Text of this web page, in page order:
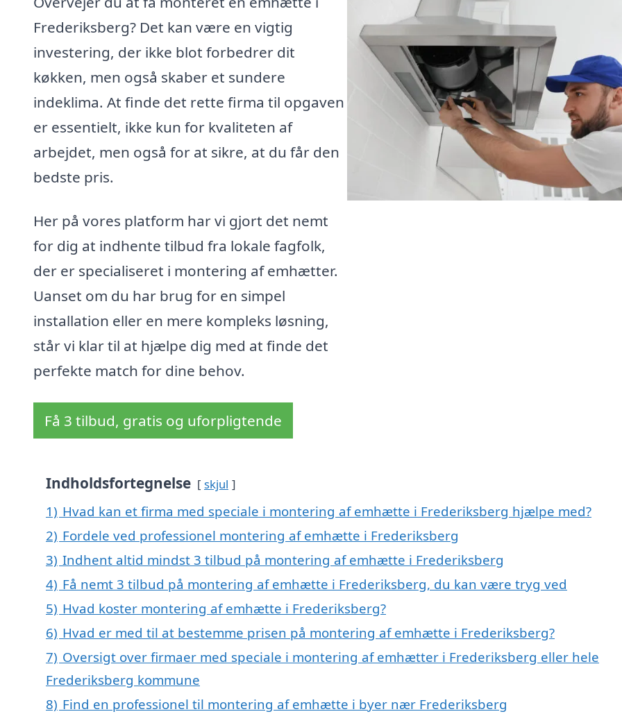
Frederiksberg? Det kan være en vigtig
investering, der ikke blot forbedrer dit
køkken, men også skaber et sundere
indeklima. At finde det rette firma til opgaven
er essentielt, ikke kun for kvaliteten af
arbejdet, men også for at sikre, at du får den
bedste pris.
Her på vores platform har vi gjort det nemt
for dig at indhente tilbud fra lokale fagfolk,
der er specialiseret i montering af emhætter.
Uanset om du har brug for en simpel
installation eller en mere kompleks løsning,
står vi klar til at hjælpe dig med at finde det
perfekte match for dine behov.
Få 3 tilbud, gratis og uforpligtende
Indholdsfortegnelse skjul
1) Hvad kan et firma med speciale i montering af emhætte i Frederiksberg hjælpe med?
2) Fordele ved professionel montering af emhætte i Frederiksberg
3) Indhent altid mindst 3 tilbud på montering af emhætte i Frederiksberg
4) Få nemt 3 tilbud på montering af emhætte i Frederiksberg, du kan være tryg ved
5) Hvad koster montering af emhætte i Frederiksberg?
6) Hvad er med til at bestemme prisen på montering af emhætte i Frederiksberg?
7) Oversigt over firmaer med speciale i montering af emhætter i Frederiksberg eller hele
Frederiksberg kommune
8) Find en professionel til montering af emhætte i byer nær Frederiksberg